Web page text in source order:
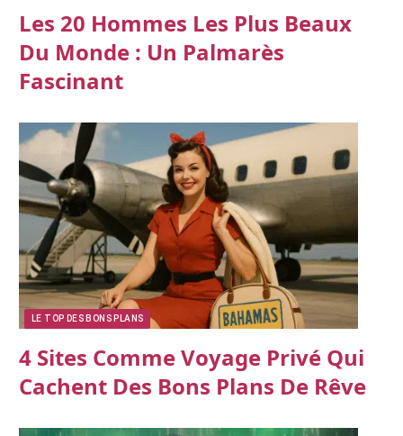
Les 20 Hommes Les Plus Beaux
Du Monde : Un Palmarès
Fascinant
LE TOP DES BONS PLANS
4 Sites Comme Voyage Privé Qui
Cachent Des Bons Plans De Rêve